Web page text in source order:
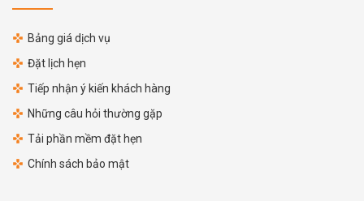
Bảng giá dịch vụ
Đặt lịch hẹn
Tiếp nhận ý kiến khách hàng
Những câu hỏi thường gặp
Tải phần mềm đặt hẹn
Chính sách bảo mật